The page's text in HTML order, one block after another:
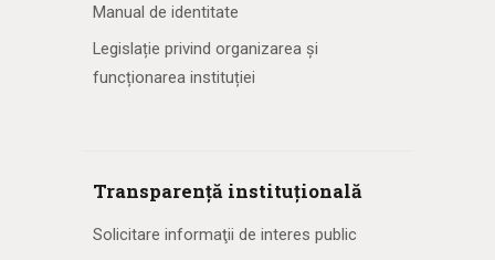
Manual de identitate
Legislație privind organizarea și
funcționarea instituției
Transparență instituțională
Solicitare informaţii de interes public